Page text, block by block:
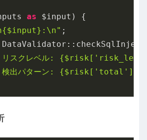
as $input) {
;
スクレベル:
出パターン: